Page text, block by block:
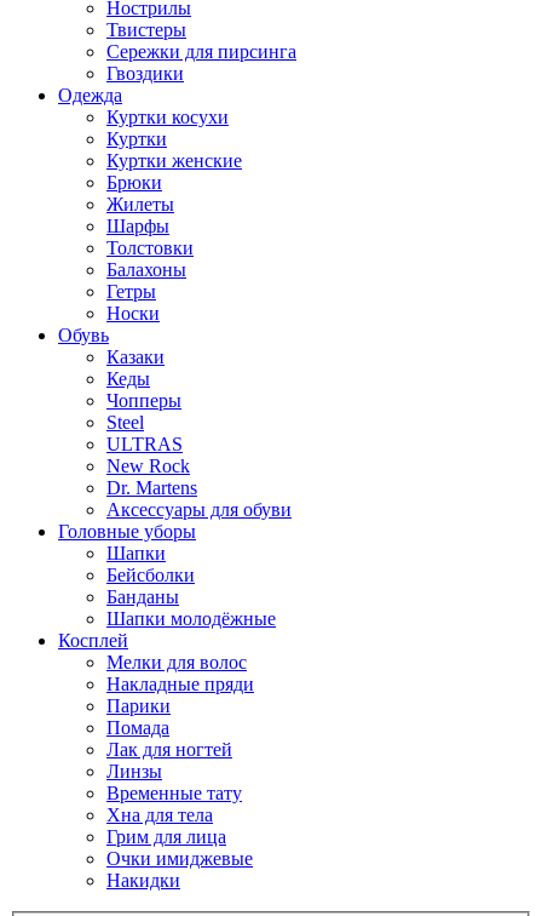
Нострилы
Твистеры
Сережки для пирсинга
Гвоздики
Одежда
Куртки косухи
Куртки
Куртки женские
Брюки
Жилеты
Шарфы
Толстовки
Балахоны
Гетры
Носки
Обувь
Казаки
Кеды
Чопперы
Steel
ULTRAS
New Rock
Dr. Martens
Аксессуары для обуви
Головные уборы
Шапки
Бейсболки
Банданы
Шапки молодёжные
Косплей
Мелки для волос
Накладные пряди
Парики
Помада
Лак для ногтей
Линзы
Временные тату
Хна для тела
Грим для лица
Очки имиджевые
Накидки